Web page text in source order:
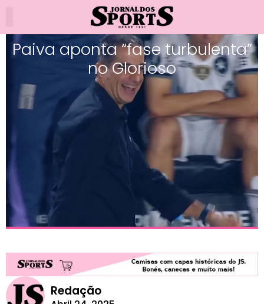
Paiva aponta “fase turbulenta”
no Glorioso
Redação